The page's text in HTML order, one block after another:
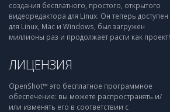
создания бесплатного, простого, открытого
видеоредактора для Linux. Он теперь доступен
для Linux, Mac и Windows, был загружен
миллионы раз и продолжает расти как проект!
ЛИЦЕНЗИЯ
OpenShot™ это бесплатное программное
обеспечение: вы можете распространять и/
или изменять его в соответствии с